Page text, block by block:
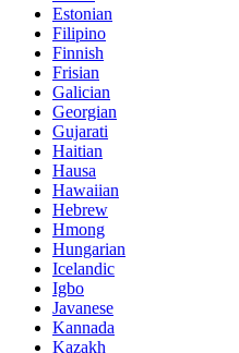
Estonian
Filipino
Finnish
Frisian
Galician
Georgian
Gujarati
Haitian
Hausa
Hawaiian
Hebrew
Hmong
Hungarian
Icelandic
Igbo
Javanese
Kannada
Kazakh